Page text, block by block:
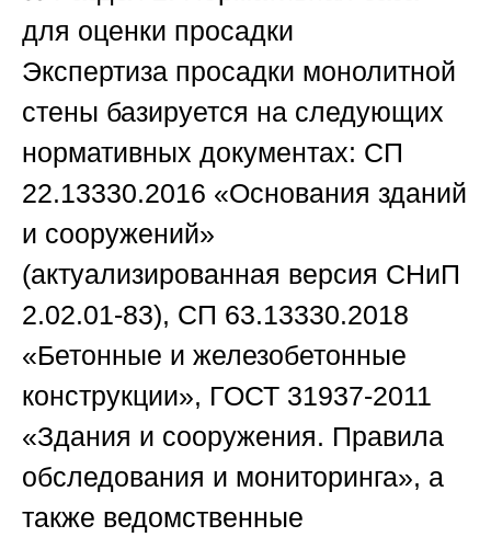
для оценки просадки
Экспертиза просадки монолитной
стены базируется на следующих
нормативных документах: СП
22.13330.2016 «Основания зданий
и сооружений»
(актуализированная версия СНиП
2.02.01-83), СП 63.13330.2018
«Бетонные и железобетонные
конструкции», ГОСТ 31937-2011
«Здания и сооружения. Правила
обследования и мониторинга», а
также ведомственные